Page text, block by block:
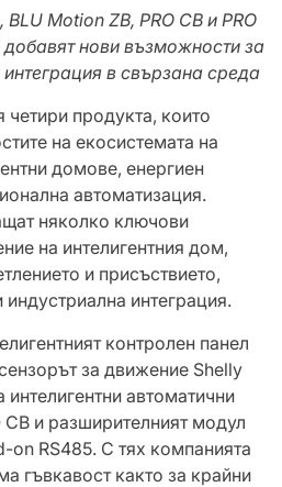
Motion ZB, PRO CB и PRO
новивъзможности за
в свързана среда
продукта, които
на екосистемата на
домове, енергиен
автоматизация.
няколко ключови
на интелигентния дом,
и присъствието,
интеграция.
контролен панел
за движение Shelly
автоматични
и разширителният модул
on RS485. С тях компанията
гъвкавост както за крайни